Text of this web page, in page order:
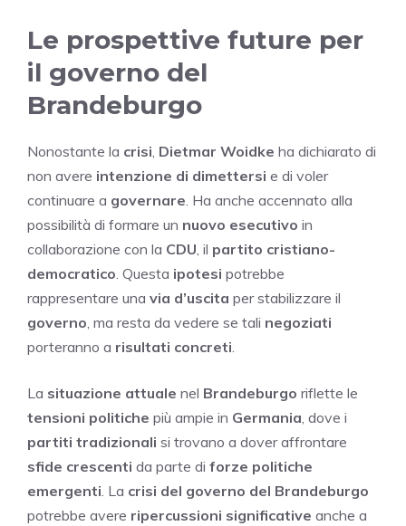
Le prospettive future per
il governo del
Brandeburgo
Nonostante la crisi, Dietmar Woidke ha dichiarato di
non avere intenzione di dimettersi e di voler
continuare a governare. Ha anche accennato alla
possibilità di formare un nuovo esecutivo in
collaborazione con la CDU, il partito cristiano-
democratico. Questa ipotesi potrebbe
rappresentare una via d’uscita per stabilizzare il
governo, ma resta da vedere se tali negoziati
porteranno a risultati concreti.
La situazione attuale nel Brandeburgo riflette le
tensioni politiche più ampie in Germania, dove i
partiti tradizionali si trovano a dover affrontare
sfide crescenti da parte di forze politiche
emergenti. La crisi del governo del Brandeburgo
potrebbe avere ripercussioni significative anche a